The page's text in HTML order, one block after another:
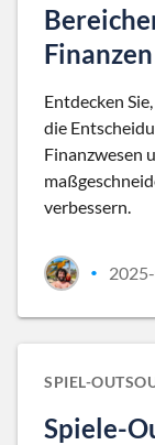
Entdecken
die
Finanzwesen
verbessern.
•
SPIEL-
Spiele-